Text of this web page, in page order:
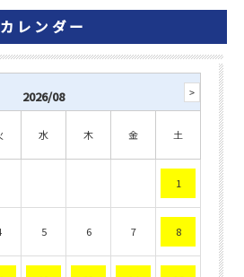
カレンダー